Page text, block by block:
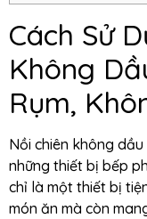
Cách Sử
Không
Rụm,
Nồi chiên không
những thiết bị bếp
chỉ là một thiết bị
món ăn mà còn